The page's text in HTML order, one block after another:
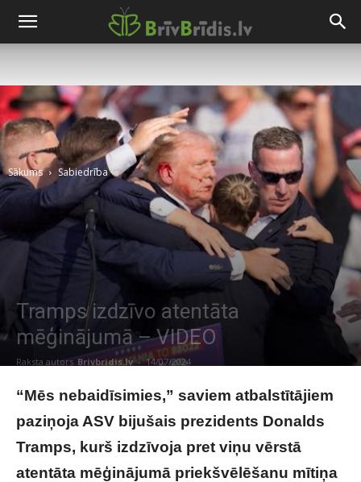
Sākums Sabiedrība
Tramps izdzīvo atentāta
mēģinājumā – VIDEO
Raksta autors Brivbridis.lv - 14/07/2024
“Mēs nebaidīsimies,” saviem atbalstītājiem
paziņoja ASV bijušais prezidents Donalds
Tramps, kurš izdzīvoja pret viņu vērstā
atentāta mēģinājumā priekšvēlēšanu mītiņa